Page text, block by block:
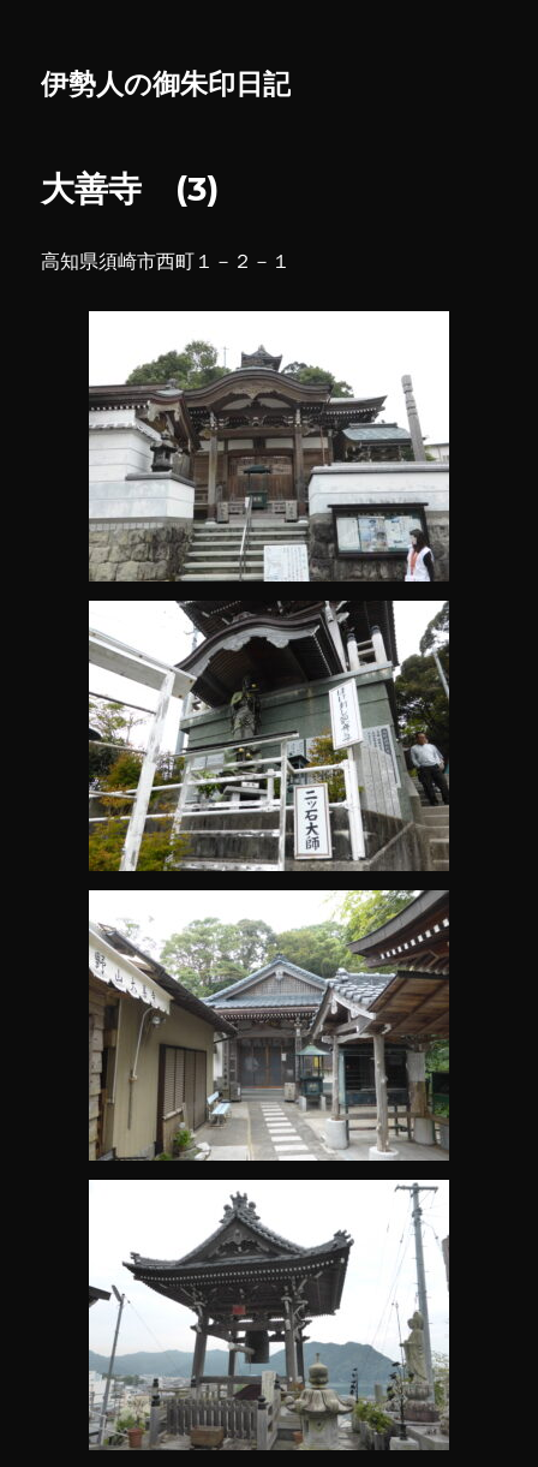
伊勢人の御朱印日記
大善寺 (3)
高知県須崎市西町１－２－１